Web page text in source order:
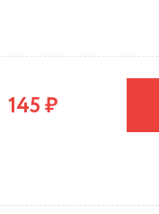
145 ₽